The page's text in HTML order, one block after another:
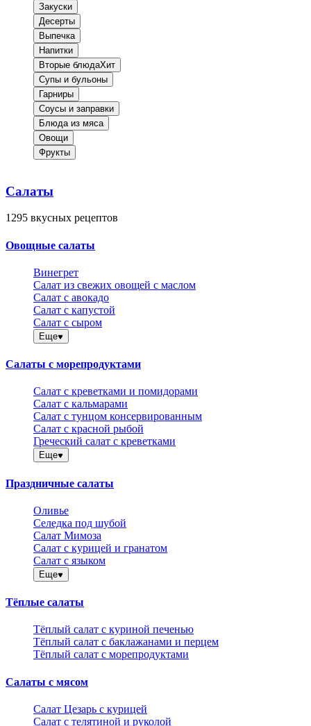
Закуски
Десерты
Выпечка
Напитки
Вторые блюдаХит
Супы и бульоны
Гарниры
Соусы и заправки
Блюда из мяса
Овощи
Фрукты
Салаты
1295 вкусных рецептов
Овощные салаты
Винегрет
Салат из свежих овощей с маслом
Салат с авокадо
Салат с капустой
Салат с сыром
Еще
Салаты с морепродуктами
Салат с креветками и помидорами
Салат с кальмарами
Салат с тунцом консервированным
Салат с красной рыбой
Греческий салат с креветками
Еще
Праздничные салаты
Оливье
Селедка под шубой
Салат Мимоза
Салат с курицей и гранатом
Салат с языком
Еще
Тёплые салаты
Тёплый салат с куриной печенью
Тёплый салат с баклажанами и перцем
Тёплый салат с морепродуктами
Салаты с мясом
Салат Цезарь с курицей
Салат с телятиной и руколой